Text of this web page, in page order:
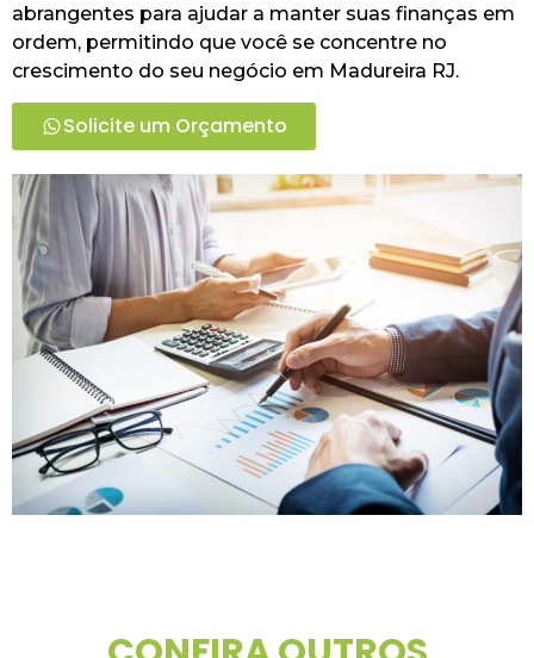
abrangentes para ajudar a manter suas finanças em
ordem, permitindo que você se concentre no
crescimento do seu negócio em Madureira RJ.
Solicite um Orçamento